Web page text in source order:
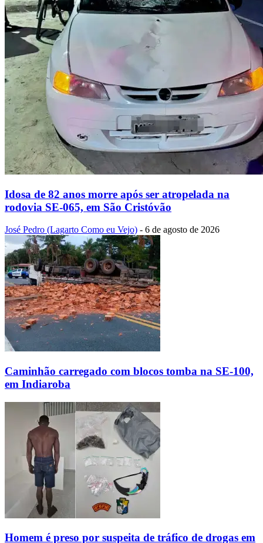
Idosa de 82 anos morre após ser atropelada na
rodovia SE-065, em São Cristóvão
José Pedro (Lagarto Como eu Vejo) - 6 de agosto de 2026
Caminhão carregado com blocos tomba na SE-100,
em Indiaroba
Homem é preso por suspeita de tráfico de drogas em